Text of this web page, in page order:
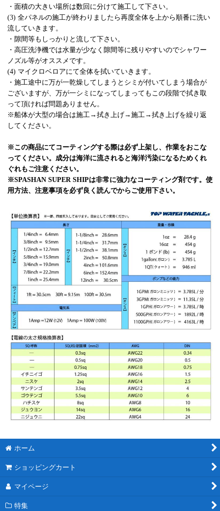
・面積の大きい場所は数回に分けて施工して下さい。
(3) 全パネルの施工が終わりましたら再度全体を上から順番に洗い
流していきます。
・隙間等もしっかりと流して下さい。
・高圧洗浄機では水量が少なく隙間等に残りやすいのでシャワー
ノズル等がオススメです。
(4) マイクロベロアにて全体を拭いていきます。
・施工途中に万が一乾燥してしまうとシミが付いてしまう場合が
ございますが、万が一シミになってしまってもこの段階で拭き取
って頂ければ問題ありません。
※船体が大型の場合は施工→拭き上げ→施工→拭き上げを繰り返
してください。
※この商品にてコーティングする際は必ず上架し、作業をおこな
ってください。成分は海洋に流されると海洋汚染になるためくれ
ぐれもご注意ください。
※SPASHAN SUPER SHIPは非常に強力なコーティング剤です。使
用方法、注意事項を必ず良く読んでからご使用下さい。
ホーム
ショッピングカート
マイページ
特集